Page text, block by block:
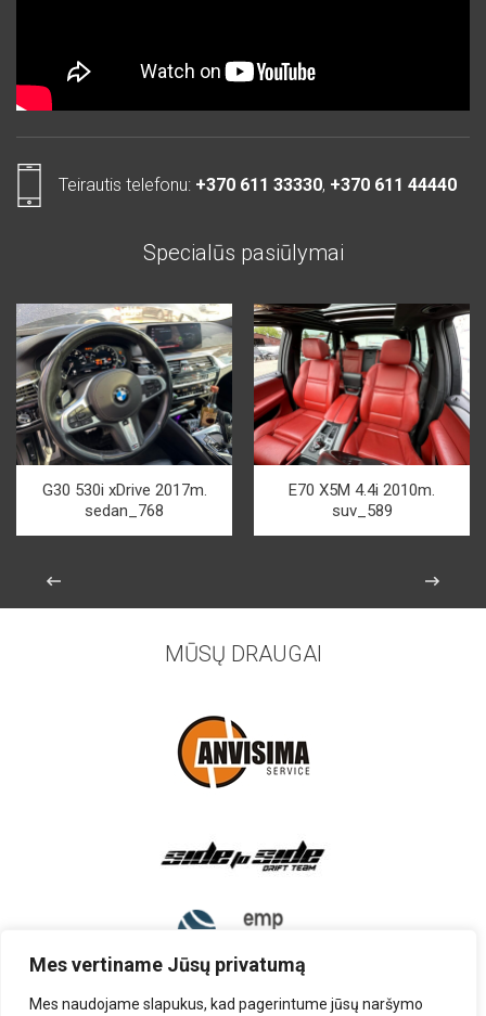
Mes vertiname Jūsų privatumą
Mes naudojame slapukus, kad pagerintume jūsų naršymo
Teirautis telefonu: +370 611 33330, +370 611 44440
Specialūs pasiūlymai
G30 530i xDrive 2017m.
sedan_768
E70 X5M 4.4i 2010m.
suv_589
MŪSŲ DRAUGAI